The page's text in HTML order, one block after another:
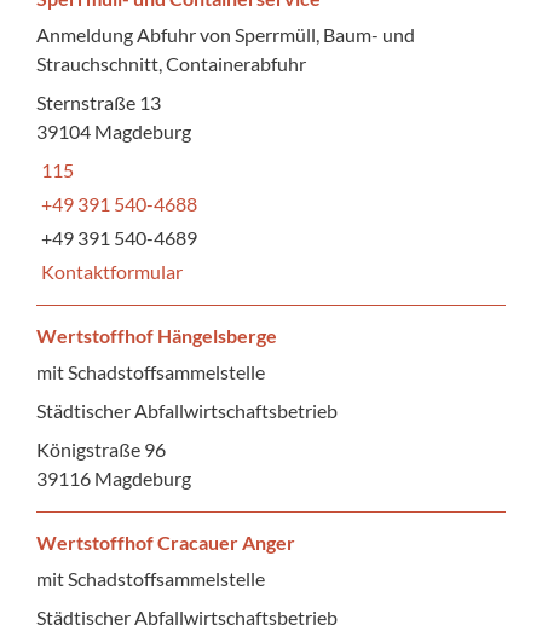
Anmeldung Abfuhr von Sperrmüll, Baum- und
Strauchschnitt, Containerabfuhr
Sternstraße 13
39104 Magdeburg
115
+49 391 540-4688
+49 391 540-4689
Kontaktformular
Wertstoffhof Hängelsberge
mit Schadstoffsammelstelle
Städtischer Abfallwirtschaftsbetrieb
Königstraße 96
39116 Magdeburg
Wertstoffhof Cracauer Anger
mit Schadstoffsammelstelle
Städtischer Abfallwirtschaftsbetrieb